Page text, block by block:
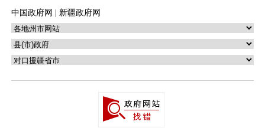
中国政府网 新疆政府网